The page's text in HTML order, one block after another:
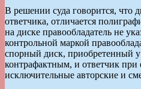
В решении суда говорится, что
ответчика, отличается
на диске правообладатель не
контрольной маркой
спорный диск, приобретенный у
контрафактным, и ответчик
исключительные авторские и